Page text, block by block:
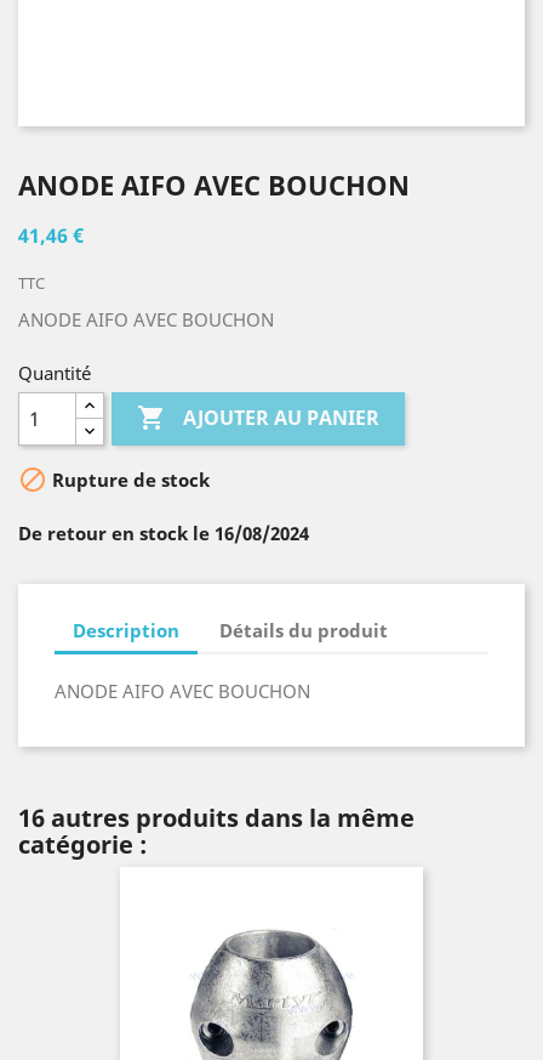
ANODE AIFO AVEC BOUCHON
41,46 €
TTC
ANODE AIFO AVEC BOUCHON
Quantité
 AJOUTER AU PANIER
 Rupture de stock
De retour en stock le 16/08/2024
Description Détails du produit
ANODE AIFO AVEC BOUCHON
16 autres produits dans la même
catégorie :